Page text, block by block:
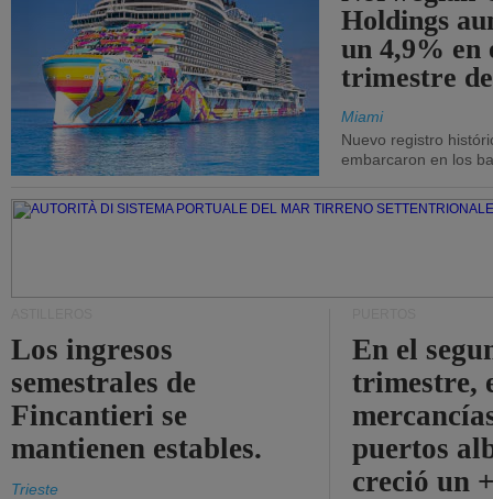
Holdings
un 4,9% en
trimestre
Miami
Nuevo registro
embarcaron en los
Los ingresos
semestrales de
Fincantieri se
mantienen estables.
Trieste
En el
trimestre,
puertos
creció un